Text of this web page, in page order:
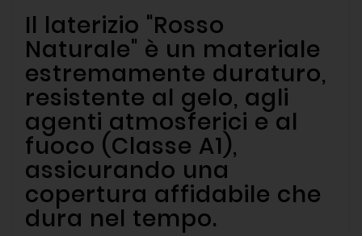
Il laterizio "Rosso
Naturale" è un materiale
estremamente duraturo,
resistente al gelo, agli
agenti atmosferici e al
fuoco (Classe A1),
assicurando una
copertura affidabile che
dura nel tempo.